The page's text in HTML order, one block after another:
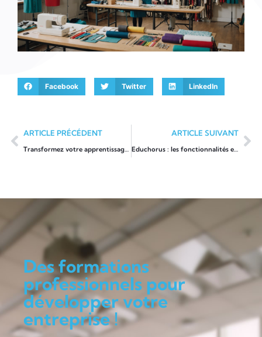
Facebook Twitter LinkedIn
ARTICLE PRÉCÉDENT ARTICLE SUIVANT
Educhorus : les fonctionnalités essentielles pour une gestion scolaire optimale
Des formations
professionnels pour
développer votre
entreprise !